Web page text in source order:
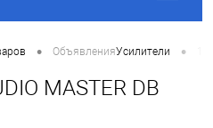
• ОбъявленияУсилители •
MASTER DB